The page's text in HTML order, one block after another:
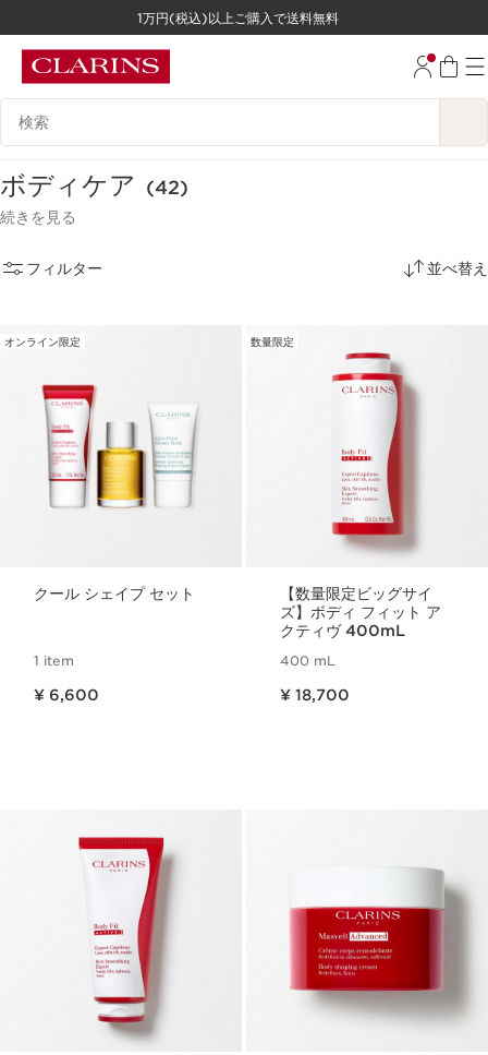
コンテンツへ移動
1万円(税込)以上ご購入で送料無料
検索候補
ボディケア (42)
続きを見る
フィルター 並べ替え
オンライン限定
クール シェイプ セット
1 item
¥ 6,600
数量限定
【数量限定ビッグサイ
ズ】ボディ フィット ア
クティヴ 400mL
400 mL
¥ 18,700